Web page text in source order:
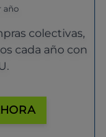
año
colectivas,
cada año con